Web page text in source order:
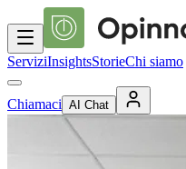
ServiziInsightsStorieChi siamo
Chiamaci AI Chat